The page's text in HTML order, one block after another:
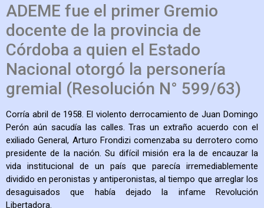
ADEME fue el primer Gremio
docente de la provincia de
Córdoba a quien el Estado
Nacional otorgó la personería
gremial (Resolución N° 599/63)
Corría abril de 1958. El violento derrocamiento de Juan Domingo
Perón aún sacudía las calles. Tras un extraño acuerdo con el
exiliado General, Arturo Frondizi comenzaba su derrotero como
presidente de la nación. Su difícil misión era la de encauzar la
vida institucional de un país que parecía irremediablemente
dividido en peronistas y antiperonistas, al tiempo que arreglar los
desaguisados que había dejado la infame Revolución
Libertadora.